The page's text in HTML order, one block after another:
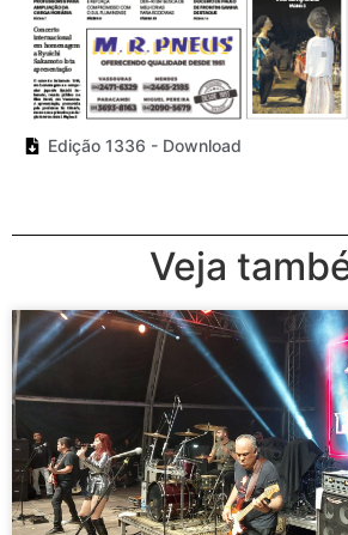
Edição 1336 - Download
Veja